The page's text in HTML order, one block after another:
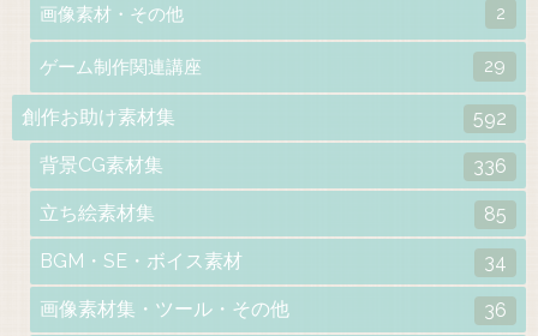
画像素材・その他 2
ゲーム制作関連講座 29
創作お助け素材集 592
背景CG素材集 336
立ち絵素材集 85
BGM・SE・ボイス素材 34
画像素材集・ツール・その他 36